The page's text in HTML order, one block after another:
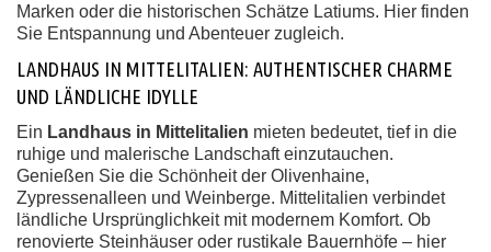
Marken oder die historischen Schätze Latiums. Hier finden
Sie Entspannung und Abenteuer zugleich.
LANDHAUS IN MITTELITALIEN: AUTHENTISCHER CHARME
UND LÄNDLICHE IDYLLE
Ein Landhaus in Mittelitalien mieten bedeutet, tief in die
ruhige und malerische Landschaft einzutauchen.
Genießen Sie die Schönheit der Olivenhaine,
Zypressenalleen und Weinberge. Mittelitalien verbindet
ländliche Ursprünglichkeit mit modernem Komfort. Ob
renovierte Steinhäuser oder rustikale Bauernhöfe – hier